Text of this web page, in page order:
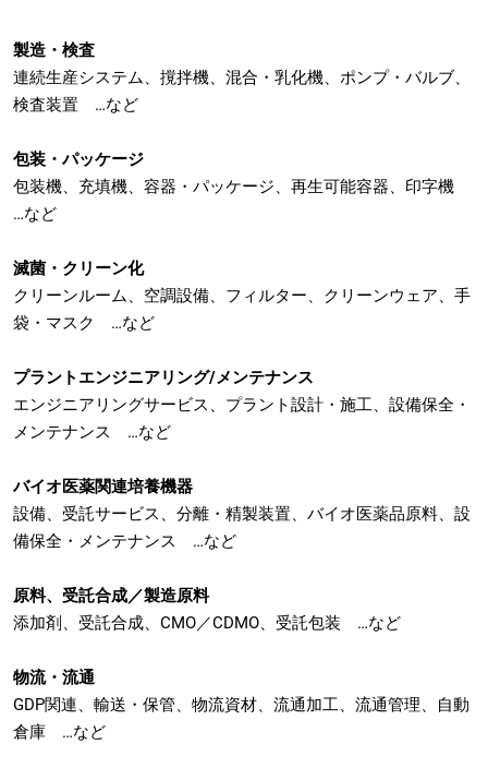
製造・検査
連続生産システム、撹拌機、混合・乳化機、ポンプ・バルブ、
検査装置 …など
包装・パッケージ
包装機、充填機、容器・パッケージ、再生可能容器、印字機
…など
滅菌・クリーン化
クリーンルーム、空調設備、フィルター、クリーンウェア、手
袋・マスク …など
プラントエンジニアリング/メンテナンス
エンジニアリングサービス、プラント設計・施工、設備保全・
メンテナンス …など
バイオ医薬関連培養機器
設備、受託サービス、分離・精製装置、バイオ医薬品原料、設
備保全・メンテナンス …など
原料、受託合成／製造原料
添加剤、受託合成、CMO／CDMO、受託包装 …など
物流・流通
GDP関連、輸送・保管、物流資材、流通加工、流通管理、自動
倉庫 …など